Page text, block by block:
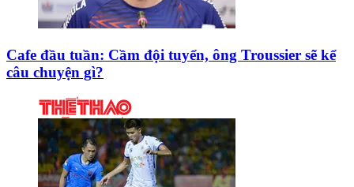
Cafe đầu tuần: Cầm đội tuyển, ông Troussier sẽ kể
câu chuyện gì?